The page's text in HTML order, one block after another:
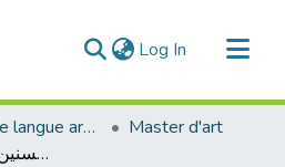
Log In (current)
Département de langue arabe
Master d'art
إعادة تهيئة التصميم الداخلي والخارجي لدار المسنين لمدينة تلمسان أنموذجا